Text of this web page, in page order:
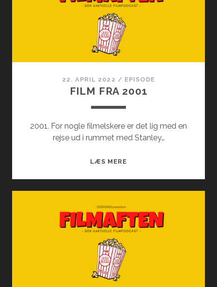
22. APRIL 2022 / EPISODE
FILM FRA 2001
2001. For nogle filmelskere er det lig med en
rejse ud i rummet med Stanley…
LÆS MERE